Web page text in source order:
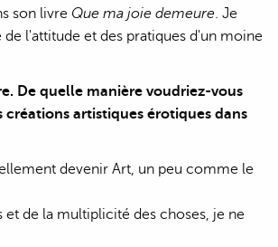
son livre Que ma joie demeure . Je
l'attitude et des pratiques d'un moine
De quelle manière voudriez-vous
créations artistiques érotiques dans
devenir Art, un peu comme le
de la multiplicité des choses, je ne